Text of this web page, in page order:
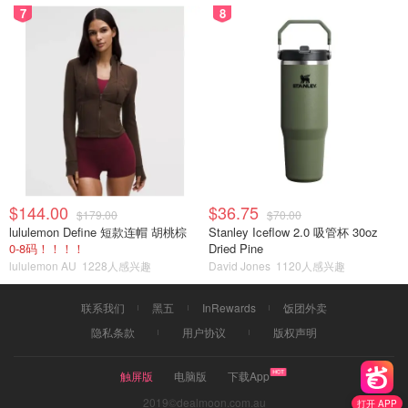
打开 APP
7
$144.00 $179.00
lululemon Define 短款连帽 胡桃棕
0-8码！！！！
lululemon AU 1228人感兴趣
8
$36.75 $70.00
Stanley Iceflow 2.0 吸管杯 30oz
Dried Pine
David Jones 1120人感兴趣
联系我们 黑五 InRewards
饭团外卖
隐私条款
用户协议 版权声明
触屏版 电脑版
下载App
2019©dealmoon.com.au